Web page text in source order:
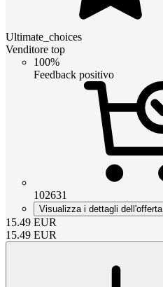
Ultimate_choices
Venditore top
100%
Feedback positivo
102631
Visualizza i dettagli dell'offerta
15.49 EUR
15.49 EUR